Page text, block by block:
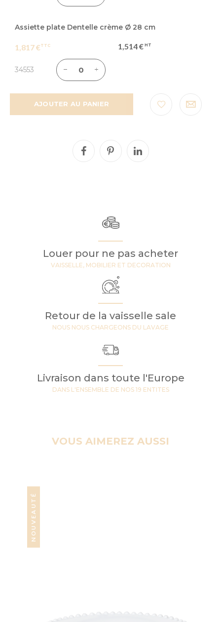
Assiette plate Dentelle crème Ø 28 cm
1,817 € 1,514 €
34553
AJOUTER AU PANIER
Louer pour ne pas acheter
VAISSELLE, MOBILIER ET DECORATION
Retour de la vaisselle sale
NOUS NOUS CHARGEONS DU LAVAGE
Livraison dans toute l'Europe
DANS L'ENSEMBLE DE NOS 19 ENTITES
VOUS AIMEREZ AUSSI
NOUVEAUTÉ